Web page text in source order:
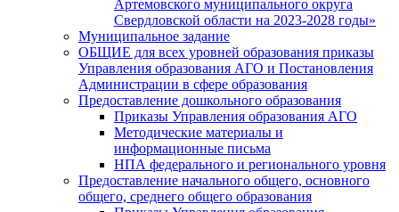
Артемовского муниципального округа
Свердловской области на 2023-2028 годы»
Муниципальное задание
ОБЩИЕ для всех уровней образования приказы
Управления образования АГО и Постановления
Администрации в сфере образования
Предоставление дошкольного образования
Приказы Управления образования АГО
Методические материалы и
информационные письма
НПА федерального и регионального уровня
Предоставление начального общего, основного
общего, среднего общего образования